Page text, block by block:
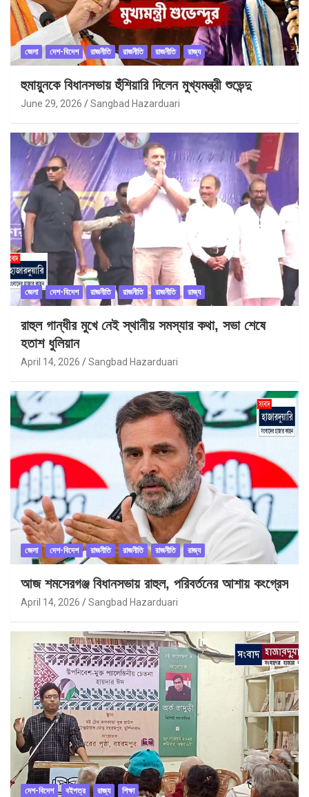
জেলা দেশ-বিদেশ রাজনীতি রাজনীতি রাজনীতি রাজ্য
হুমায়ুনকে বিধানসভায় হুঁশিয়ারি দিলেন মুখ্যমন্ত্রী শুভেন্দু
June 29, 2026 Sangbad Hazarduari
জেলা দেশ-বিদেশ রাজনীতি রাজনীতি রাজনীতি রাজ্য
রাহুল গান্ধীর মুখে নেই স্থানীয় সমস্যার কথা, সভা শেষে
হতাশ ধুলিয়ান
April 14, 2026 Sangbad Hazarduari
জেলা দেশ-বিদেশ রাজনীতি রাজনীতি রাজনীতি রাজ্য
আজ শমসেরগঞ্জ বিধানসভায় রাহুল, পরিবর্তনের আশায় কংগ্রেস
April 14, 2026 Sangbad Hazarduari
দেশ-বিদেশ বইপত্র রাজ্য শিক্ষা